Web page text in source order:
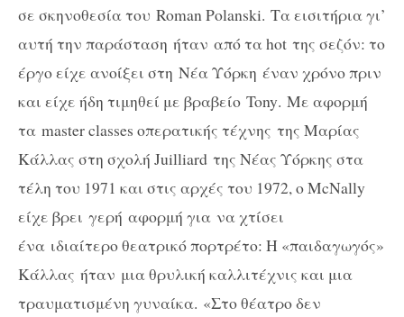
σε σκηνοθεσία του RomanPolanski. Τα εισιτήρια γι’
αυτή την παράσταση ήταν από ταhot της σεζόν: το
έργο είχε ανοίξει στη Νέα Υόρκη έναν χρόνο πριν
και είχε ήδη τιμηθεί με βραβείο Tony. Με αφορμή
τα masterclasses οπερατικής τέχνης της Μαρίας
Κάλλας στη σχολή Juilliard της Νέας Υόρκης στα
τέλη του 1971 και στις αρχές του 1972, οMcNally
είχε βρει γερή αφορμή για να χτίσει
ένα ιδιαίτερο θεατρικό πορτρέτο: Η «παιδαγωγός»
Κάλλας ήταν μια θρυλική καλλιτέχνις και μια
τραυματισμένη γυναίκα. «Στο θέατρο δεν